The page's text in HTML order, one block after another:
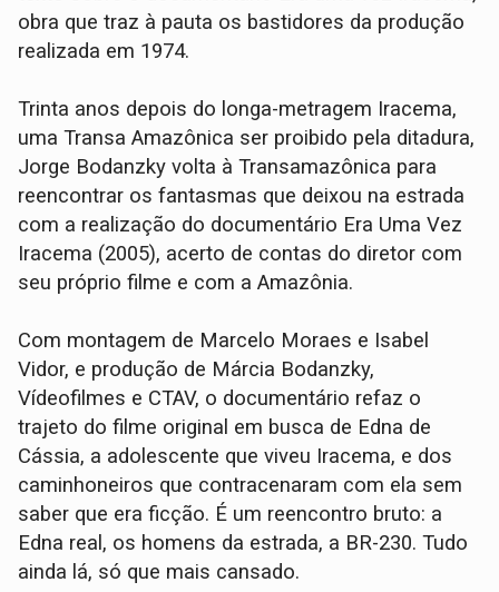
obra que traz à pauta os bastidores da produção
realizada em 1974.
Trinta anos depois do longa-metragem Iracema,
uma Transa Amazônica ser proibido pela ditadura,
Jorge Bodanzky volta à Transamazônica para
reencontrar os fantasmas que deixou na estrada
com a realização do documentário Era Uma Vez
Iracema (2005), acerto de contas do diretor com
seu próprio filme e com a Amazônia.
Com montagem de Marcelo Moraes e Isabel
Vidor, e produção de Márcia Bodanzky,
Vídeofilmes e CTAV, o documentário refaz o
trajeto do filme original em busca de Edna de
Cássia, a adolescente que viveu Iracema, e dos
caminhoneiros que contracenaram com ela sem
saber que era ficção. É um reencontro bruto: a
Edna real, os homens da estrada, a BR-230. Tudo
ainda lá, só que mais cansado.